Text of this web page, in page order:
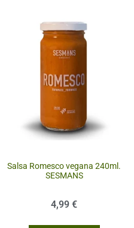
Salsa Romesco vegana 240ml.
SESMANS
4,99 €